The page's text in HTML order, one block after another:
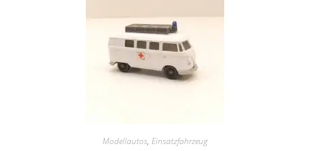
Modellautos, Einsatzfahrzeug